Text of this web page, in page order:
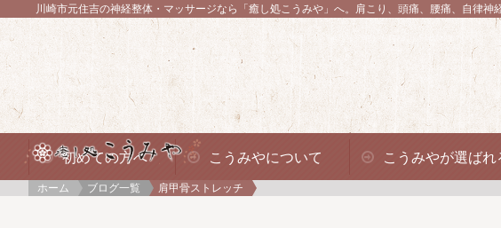
川崎市元住吉の神経整体・マッサージなら「癒し処こうみや」へ。 肩こり、頭痛、腰痛、自律神
初めての方へ こうみやについて こうみやが選ばれ
ホーム ブログ一覧 肩甲骨ストレッチ